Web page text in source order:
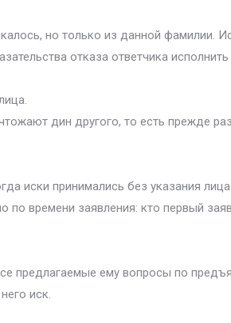
но только из данной фамилии.
отказа ответчика
дин другого, то есть прежде
иски принимались без указания
времени заявления: кто первый
предлагаемые ему вопросы по
иск.